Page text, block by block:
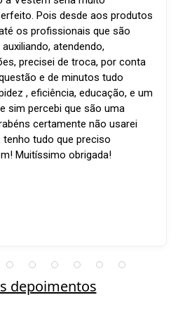
Pois desde aos produtos
os profissionais que são
atendendo,
precisei de troca, por conta
e de minutos tudo
, eficiência, educação, e um
sim percebi que são uma
certamente não usarei
tudo que preciso
Muitíssimo obrigada!
depoimentos